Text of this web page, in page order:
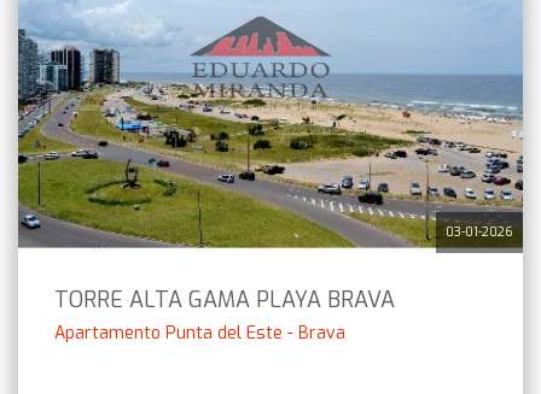
03-01-2026
TORRE ALTA GAMA PLAYA BRAVA
Apartamento Punta del Este - Brava